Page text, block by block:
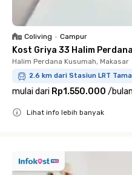
Coliving • Campur
Kost Griya 33 Halim
Halim Perdana Kusumah, Makasar
2.6 km dari Stasiun LRT
mulai dari Rp1.550.000 /bulan
Lihat info lebih banyak